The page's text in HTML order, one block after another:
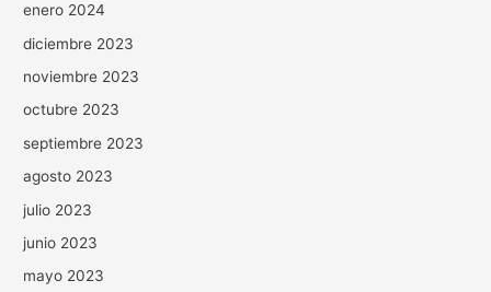
enero 2024
diciembre 2023
noviembre 2023
octubre 2023
septiembre 2023
agosto 2023
julio 2023
junio 2023
mayo 2023